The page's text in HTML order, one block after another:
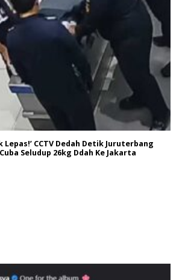
Lepas!’ CCTV Dedah Detik Juruterbang
Seludup 26kg Ddah Ke Jakarta